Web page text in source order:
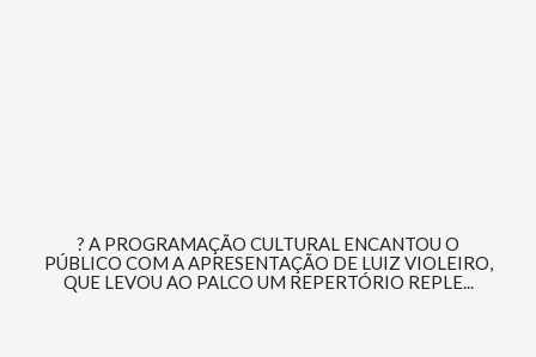
? A PROGRAMAÇÃO CULTURAL ENCANTOU O
PÚBLICO COM A APRESENTAÇÃO DE LUIZ VIOLEIRO,
QUE LEVOU AO PALCO UM REPERTÓRIO REPLE...